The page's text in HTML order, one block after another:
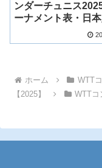
ンダーチュニス
ーナメント表・日
ホーム WTT
【2025】
WTTコ